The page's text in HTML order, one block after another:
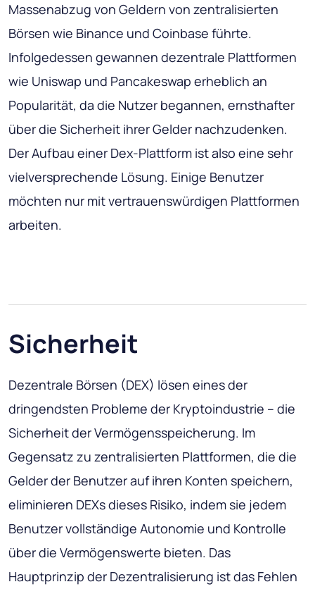
Massenabzug von Geldern von zentralisierten
Börsen wie Binance und Coinbase führte.
Infolgedessen gewannen dezentrale Plattformen
wie Uniswap und Pancakeswap erheblich an
Popularität, da die Nutzer begannen, ernsthafter
über die Sicherheit ihrer Gelder nachzudenken.
Der Aufbau einer Dex-Plattform ist also eine sehr
vielversprechende Lösung. Einige Benutzer
möchten nur mit vertrauenswürdigen Plattformen
arbeiten.
Sicherheit
Dezentrale Börsen (DEX) lösen eines der
dringendsten Probleme der Kryptoindustrie – die
Sicherheit der Vermögensspeicherung. Im
Gegensatz zu zentralisierten Plattformen, die die
Gelder der Benutzer auf ihren Konten speichern,
eliminieren DEXs dieses Risiko, indem sie jedem
Benutzer vollständige Autonomie und Kontrolle
über die Vermögenswerte bieten. Das
Hauptprinzip der Dezentralisierung ist das Fehlen